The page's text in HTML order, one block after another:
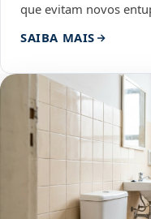
que evitam novos
SAIBA MAIS